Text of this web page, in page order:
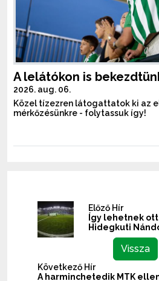
A lelátókon is
2026. aug. 06.
Közel tízezren látogattatok ki az
mérkőzésünkre - folytassuk így!
Előző Hír
Így lehetnek
Hidegkuti
Vissza
Következő Hír
A harminchetedik MTK